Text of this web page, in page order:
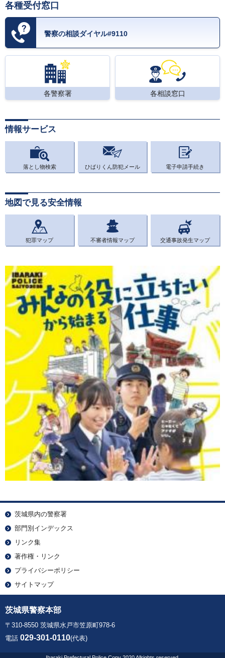
各種受付窓口
警察の相談ダイヤル#9110
各警察署 各相談窓口
情報サービス
落とし物検索 ひばりくん防犯メール 電子申請手続き
地図で見る安全情報
犯罪マップ 不審者情報マップ 交通事故発生マップ
茨城県内の警察署
部門別インデックス
リンク集
著作権・リンク
プライバシーポリシー
サイトマップ
茨城県警察本部
〒310-8550 茨城県水戸市笠原町978-6
電話 029-301-0110(代表)